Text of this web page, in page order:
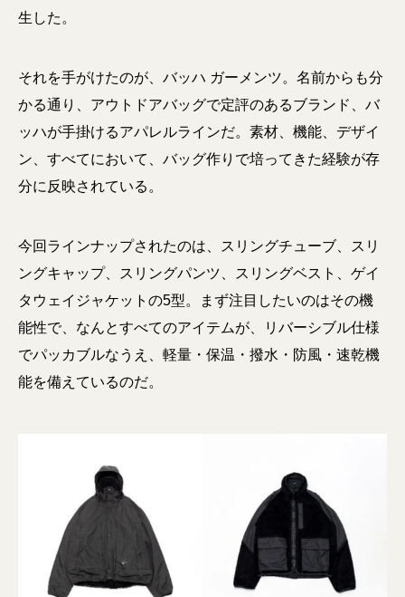
生した。
それを手がけたのが、バッハ ガーメンツ。名前からも分
かる通り、アウトドアバッグで定評のあるブランド、バ
ッハが手掛けるアパレルラインだ。素材、機能、デザイ
ン、すべてにおいて、バッグ作りで培ってきた経験が存
分に反映されている。
今回ラインナップされたのは、スリングチューブ、スリ
ングキャップ、スリングパンツ、スリングベスト、ゲイ
タウェイジャケットの5型。まず注目したいのはその機
能性で、なんとすべてのアイテムが、リバーシブル仕様
でパッカブルなうえ、軽量・保温・撥水・防風・速乾機
能を備えているのだ。